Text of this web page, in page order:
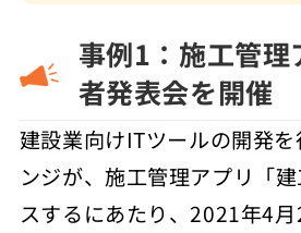
事例1：施工管理
者発表会を開催
建設業向けITツールの開発
ンジが、施工管理アプリ「
スするにあたり、2021年4